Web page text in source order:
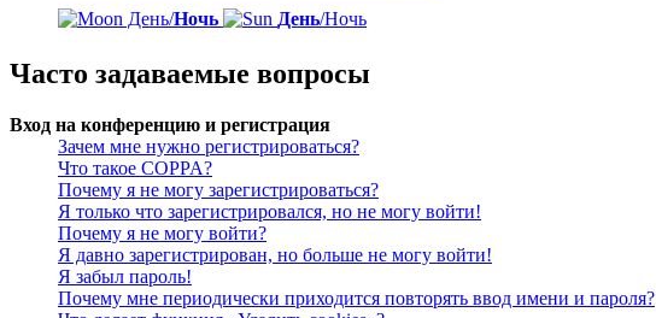
День/Ночь День/Ночь
Часто задаваемые вопросы
Вход на конференцию и регистрация
Зачем мне нужно регистрироваться?
Что такое COPPA?
Почему я не могу зарегистрироваться?
Я только что зарегистрировался, но не могу войти!
Почему я не могу войти?
Я давно зарегистрирован, но больше не могу войти!
Я забыл пароль!
Почему мне периодически приходится повторять ввод имени и пароля?